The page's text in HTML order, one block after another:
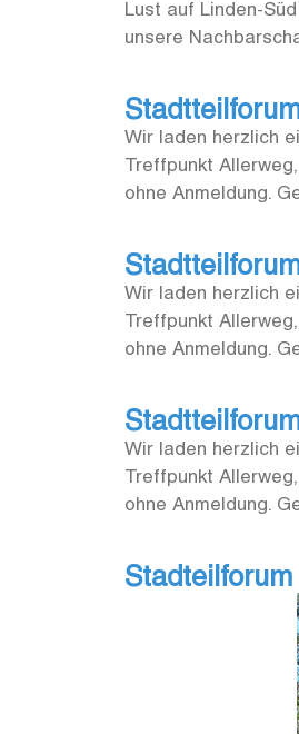
Lust auf Linden-
unsere
Wir laden herzlich
Treffpunkt
ohne Anmeldung.
Wir laden herzlich
Treffpunkt
ohne Anmeldung.
Wir laden herzlich
Treffpunkt
ohne Anmeldung.
Stadteilforum